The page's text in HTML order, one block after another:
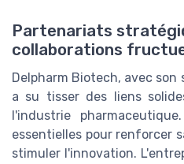
Partenariats
collaborations
Delpharm Biotech, avec son
a su tisser des liens
l'industrie
essentielles pour renforcer
stimuler l'innovation.